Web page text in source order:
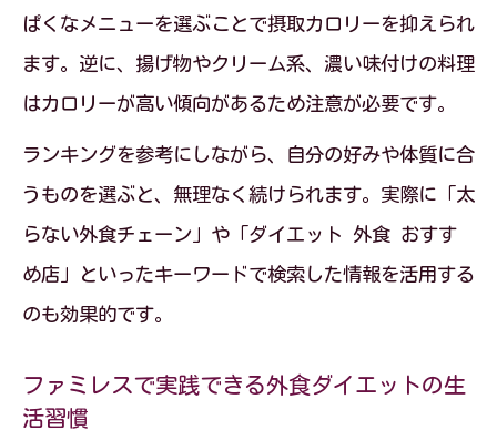
ぱくなメニューを選ぶことで摂取カロリーを抑えられ
ます。逆に、揚げ物やクリーム系、濃い味付けの料理
はカロリーが高い傾向があるため注意が必要です。
ランキングを参考にしながら、自分の好みや体質に合
うものを選ぶと、無理なく続けられます。実際に「太
らない外食チェーン」や「ダイエット 外食 おすす
め店」といったキーワードで検索した情報を活用する
のも効果的です。
ファミレスで実践できる外食ダイエットの生
活習慣